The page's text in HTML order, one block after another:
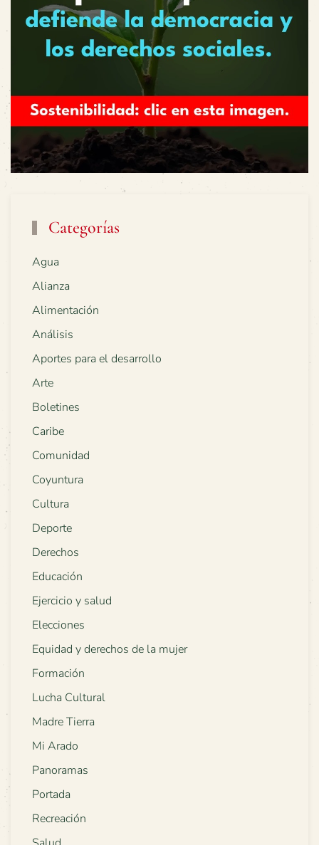
Categorías
Agua
Alianza
Alimentación
Análisis
Aportes para el desarrollo
Arte
Boletines
Caribe
Comunidad
Coyuntura
Cultura
Deporte
Derechos
Educación
Ejercicio y salud
Elecciones
Equidad y derechos de la mujer
Formación
Lucha Cultural
Madre Tierra
Mi Arado
Panoramas
Portada
Recreación